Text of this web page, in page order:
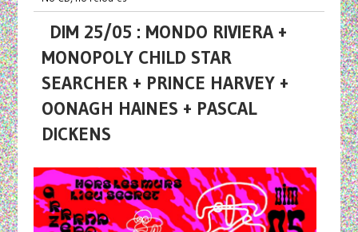
DIM 25/05 : MONDO RIVIERA +
MONOPOLY CHILD STAR
SEARCHER + PRINCE HARVEY +
OONAGH HAINES + PASCAL
DICKENS